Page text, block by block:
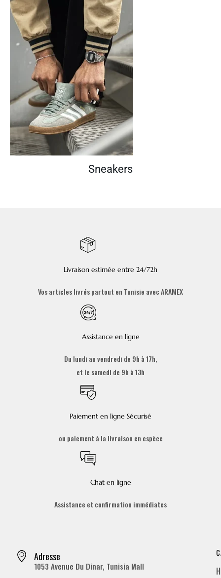
Sneakers
Livraison estimée entre 24/72h
Vos articles livrés partout en Tunisie avec ARAMEX
Assistance en ligne
Du lundi au vendredi de 9h à 17h,
et le samedi de 9h à 13h
Paiement en ligne Sécurisé
ou paiement à la livraison en espèce
Chat en ligne
Assistance et confirmation immédiates
Adresse
1053 Avenue Du Dinar, Tunisia Mall